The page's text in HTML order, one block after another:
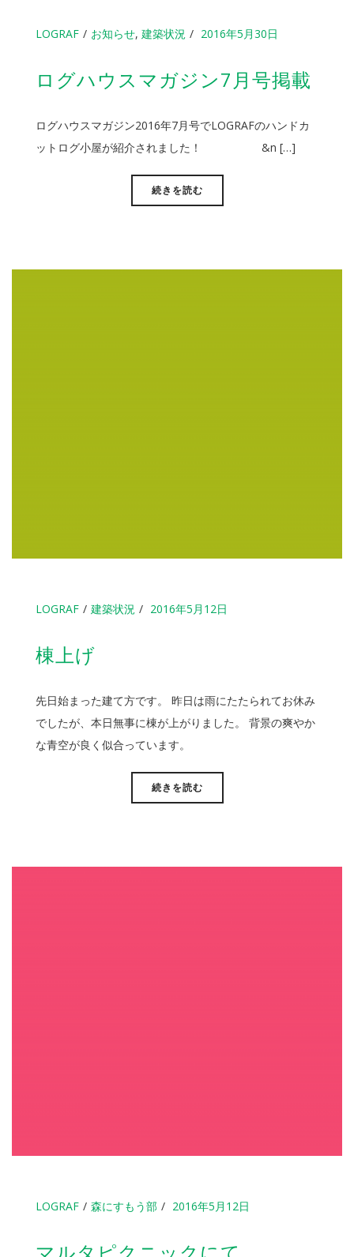
LOGRAF お知らせ, 建築状況 2016年5月30日
ログハウスマガジン7月号掲載
ログハウスマガジン2016年7月号でLOGRAFのハンドカ
ットログ小屋が紹介されました！ &n […]
続きを読む
LOGRAF 建築状況 2016年5月12日
棟上げ
先日始まった建て方です。 昨日は雨にたたられてお休み
でしたが、本日無事に棟が上がりました。 背景の爽やか
な青空が良く似合っています。
続きを読む
LOGRAF 森にすもう部 2016年5月12日
マルタピクニックにて